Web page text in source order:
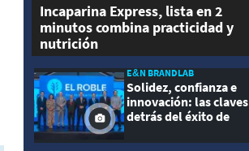
Incaparina Express, lista en 2
minutos combina practicidad y
nutrición
E&N BRANDLAB
Solidez, confianza e
innovación: las claves
detrás del éxito de